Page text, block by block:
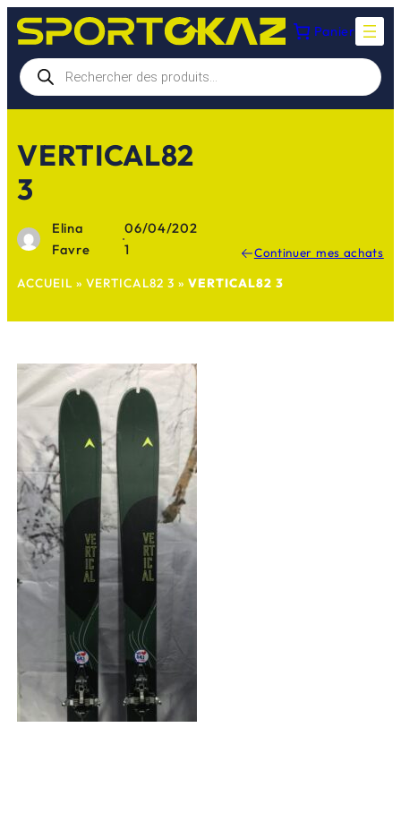
Aller
au
contenu
Panier
Recherche
de
produits
VERTICAL82
3
Elina
Favre
·
06/04/202
1
Continuer mes achats
ACCUEIL » VERTICAL82 3 » VERTICAL82 3